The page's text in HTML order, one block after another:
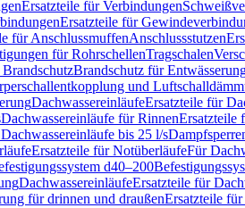
Ersatzteile für Verbindungen
Ersatzteile für
für AnschlussmuffenAnschlussstutzen
für RohrschellenTragschalen
Brandschutz für
und
DachwassereinläufeErsatzteile für
Dachwassereinläufe für RinnenErsatzteile
bis 25 l/s
Ersatzteile für NotüberläufeFür
d40–200
DachwassereinläufeErsatzteile für
für drinnen und draußenErsatzteile